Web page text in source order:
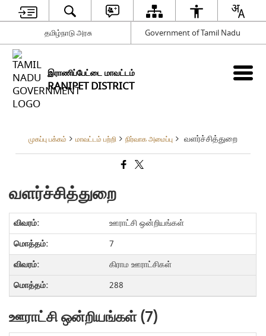
தமிழ்நாடு அரசு Government of Tamil Nadu
இராணிப்பேட்டை மாவட்டம்
RANIPET DISTRICT
முகப்பு பக்கம் மாவட்டம் பற்றி நிர்வாக அமைப்பு வளர்ச்சித்துறை
வளர்ச்சித்துறை
ஊராட்சி ஒன்றியங்கள்
7
கிராம ஊராட்சிகள்
288
ஊராட்சி ஒன்றியங்கள் (7)